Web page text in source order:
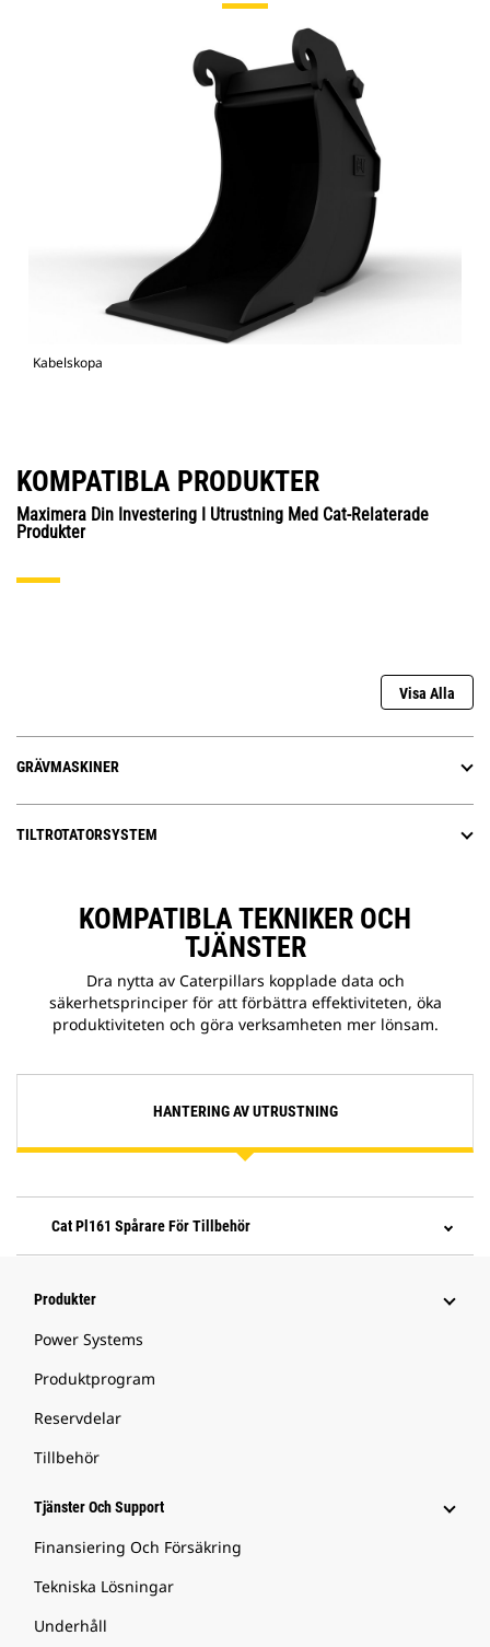
Kabelskopa
KOMPATIBLA PRODUKTER
Maximera Din Investering I Utrustning Med Cat-Relaterade
Produkter
Visa Alla
GRÄVMASKINER
TILTROTATORSYSTEM
KOMPATIBLA TEKNIKER OCH
TJÄNSTER
Dra nytta av Caterpillars kopplade data och
säkerhetsprinciper för att förbättra effektiviteten, öka
produktiviteten och göra verksamheten mer lönsam.
HANTERING AV UTRUSTNING
Cat Pl161 Spårare För Tillbehör
Produkter
Power Systems
Produktprogram
Reservdelar
Tillbehör
Tjänster Och Support
Finansiering Och Försäkring
Tekniska Lösningar
Underhåll